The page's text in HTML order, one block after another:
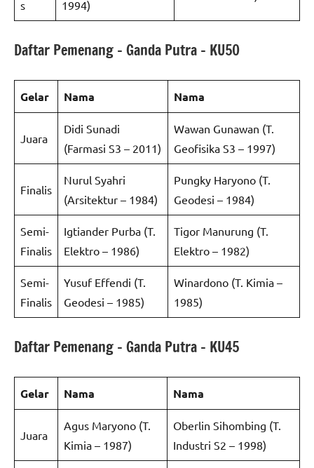
s 1994)
Daftar Pemenang – Ganda Putra – KU50
Gelar Nama Nama
Juara
Didi Sunadi
(Farmasi S3 – 2011)
Wawan Gunawan (T.
Geofisika S3 – 1997)
Finalis
Nurul Syahri
(Arsitektur – 1984)
Pungky Haryono (T.
Geodesi – 1984)
Semi-
Finalis
Igtiander Purba (T.
Elektro – 1986)
Tigor Manurung (T.
Elektro – 1982)
Semi-
Finalis
Yusuf Effendi (T.
Geodesi – 1985)
Winardono (T. Kimia –
1985)
Daftar Pemenang – Ganda Putra – KU45
Gelar Nama Nama
Juara
Agus Maryono (T.
Kimia – 1987)
Oberlin Sihombing (T.
Industri S2 – 1998)